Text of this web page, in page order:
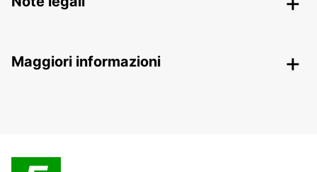
Maggiori informazioni